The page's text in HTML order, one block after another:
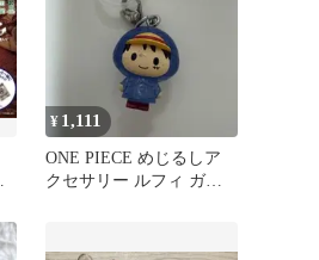
¥ 1,111
ONE PIECE めじるしア
クセサリー ルフィ ガチ